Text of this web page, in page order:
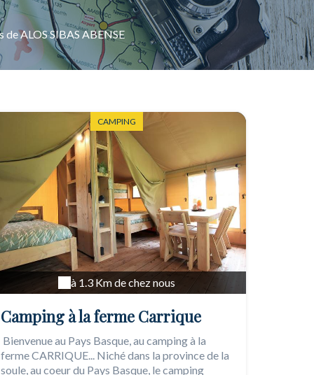
ALOS SIBAS ABENSE
CAMPING
à 1.3 Km de chez nous
Camping à la ferme Carrique
Bienvenue au Pays Basque, au camping à la
ferme CARRIQUE... Niché dans la province de la
soule, au coeur du Pays Basque, le camping